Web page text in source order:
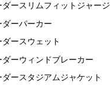
ダースリムフィットジャージ
ダーパーカー
ースウェット
ダーウィンドブレーカー
ダースタジアムジャケット